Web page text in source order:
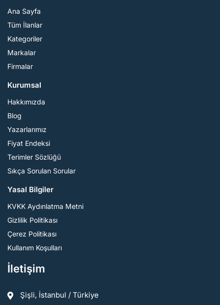
Ana Sayfa
Tüm İlanlar
Kategoriler
Markalar
Firmalar
Kurumsal
Hakkımızda
Blog
Yazarlarımız
Fiyat Endeksi
Terimler Sözlüğü
Sıkça Sorulan Sorular
Yasal Bilgiler
KVKK Aydınlatma Metni
Gizlilik Politikası
Çerez Politikası
Kullanım Koşulları
İletişim
Şişli, İstanbul / Türkiye